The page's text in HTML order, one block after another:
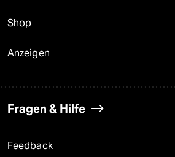
Shop
Anzeigen
Fragen & Hilfe
Feedback